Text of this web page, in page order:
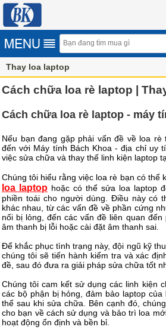
Thay loa laptop
Cách chữa loa rè laptop |
Cách chữa loa rè laptop - máy
Nếu bạn đang gặp phải vấn đề về loa rè
đến với Máy tính Bách Khoa - địa chỉ uy
việc sửa chữa và thay thế linh kiện laptop
Chúng tôi hiểu rằng việc loa rè bạn có thể
loa laptop hoặc có thể sửa loa laptop
phiền toái cho người dùng. Điều này có
khác nhau, từ các vấn đề về phần cứng
nối bị lỏng, đến các vấn đề liên quan
âm thanh bị lỗi hoặc cài đặt âm thanh sai.
Để khắc phục tình trạng này, đội ngũ kỹ
chúng tôi sẽ tiến hành kiểm tra và xác
đề, sau đó đưa ra giải pháp sửa chữa tốt
Chúng tôi cam kết sử dụng các linh kiện
các bộ phận bị hỏng, đảm bảo laptop
thể sau khi sửa chữa. Bên cạnh đó,
cho bạn về cách sử dụng và bảo trì loa
hoạt động ổn định và bền bỉ.